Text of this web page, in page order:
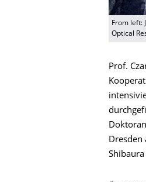
From left:
Optical
Prof.
Dresden
Shibaura